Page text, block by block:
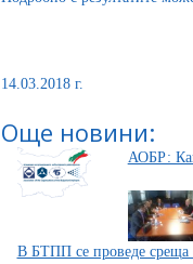
14.03.2018 г.
Още новини:
АОБР:
В БТПП се проведе среща